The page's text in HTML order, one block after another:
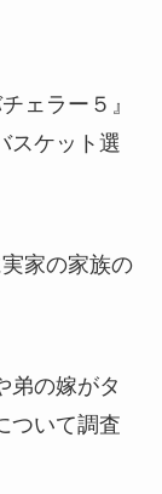
ェラー５』
スケット選
家の家族の
弟の嫁がタ
ついて調査